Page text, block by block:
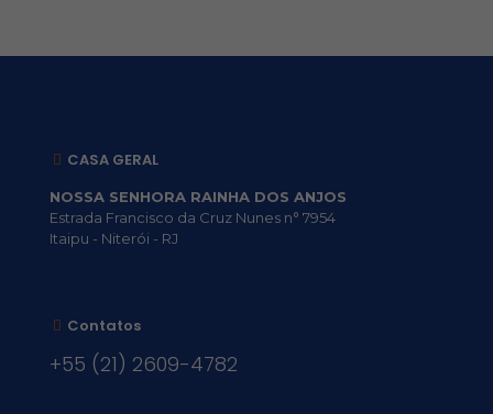
CASA GERAL
NOSSA SENHORA RAINHA DOS ANJOS
Estrada Francisco da Cruz Nunes n° 7954
Itaipu - Niterói - RJ
Contatos
+55 (21) 2609-4782